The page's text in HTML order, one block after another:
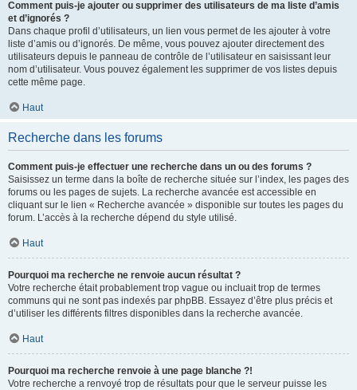
Comment puis-je ajouter ou supprimer des utilisateurs de ma liste d’amis
et d’ignorés ?
Dans chaque profil d’utilisateurs, un lien vous permet de les ajouter à votre
liste d’amis ou d’ignorés. De même, vous pouvez ajouter directement des
utilisateurs depuis le panneau de contrôle de l’utilisateur en saisissant leur
nom d’utilisateur. Vous pouvez également les supprimer de vos listes depuis
cette même page.
Haut
Recherche dans les forums
Comment puis-je effectuer une recherche dans un ou des forums ?
Saisissez un terme dans la boîte de recherche située sur l’index, les pages des
forums ou les pages de sujets. La recherche avancée est accessible en
cliquant sur le lien « Recherche avancée » disponible sur toutes les pages du
forum. L’accès à la recherche dépend du style utilisé.
Haut
Pourquoi ma recherche ne renvoie aucun résultat ?
Votre recherche était probablement trop vague ou incluait trop de termes
communs qui ne sont pas indexés par phpBB. Essayez d’être plus précis et
d’utiliser les différents filtres disponibles dans la recherche avancée.
Haut
Pourquoi ma recherche renvoie à une page blanche ?!
Votre recherche a renvoyé trop de résultats pour que le serveur puisse les